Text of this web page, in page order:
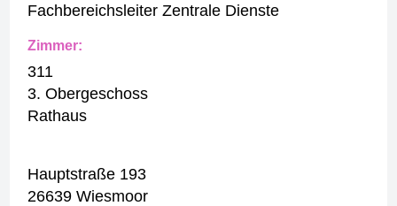
Fachbereichsleiter Zentrale Dienste
Zimmer:
311
3. Obergeschoss
Rathaus
Hauptstraße 193
26639 Wiesmoor